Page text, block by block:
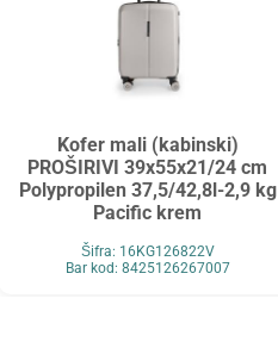
Kofer mali (kabinski)
PROŠIRIVI 39x55x21/24 cm
Polypropilen 37,5/42,8l-2,9 kg
Pacific krem
Šifra: 16KG126822V
Bar kod: 8425126267007